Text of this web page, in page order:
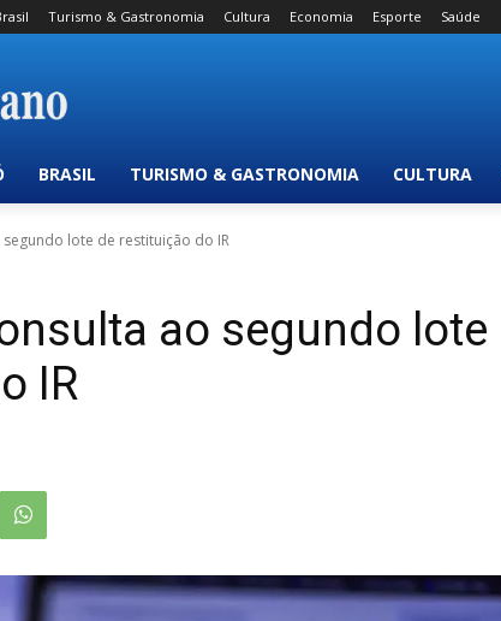
Turismo & Gastronomia Cultura Economia Esporte Saúde
BRASIL TURISMO & GASTRONOMIA CULTURA
lote de restituição do IR
ao segundo lote
IR